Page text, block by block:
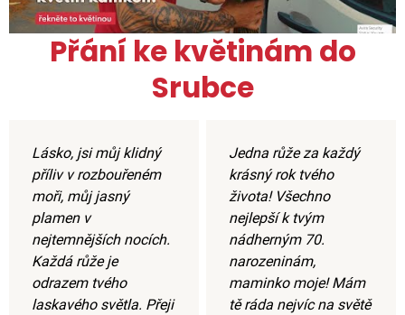
Přání ke květinám do
Srubce
Lásko, jsi můj klidný
příliv v rozbouřeném
moři, můj jasný
plamen v
nejtemnějších nocích.
Každá růže je
odrazem tvého
laskavého světla. Přeji
Jedna růže za každý
krásný rok tvého
života! Všechno
nejlepší k tvým
nádherným 70.
narozeninám,
maminko moje! Mám
tě ráda nejvíc na světě